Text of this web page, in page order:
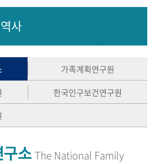
사
가족계획연구원
한국인구보건연구원
소 The National Family